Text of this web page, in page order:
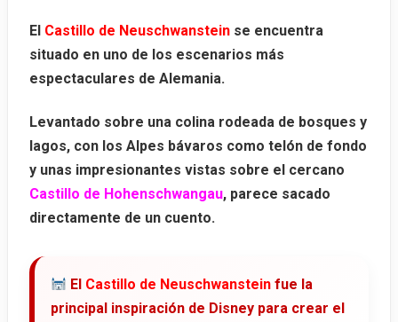
El Castillo de Neuschwanstein se encuentra
situado en uno de los escenarios más
espectaculares de Alemania.
Levantado sobre una colina rodeada de bosques y
lagos, con los Alpes bávaros como telón de fondo
y unas impresionantes vistas sobre el cercano
Castillo de Hohenschwangau, parece sacado
directamente de un cuento.
El Castillo de Neuschwanstein fue la
principal inspiración de Disney para crear el